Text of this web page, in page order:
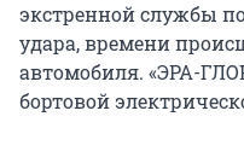
экстренной службы
удара, времени
автомобиля. «ЭРА-
бортовой